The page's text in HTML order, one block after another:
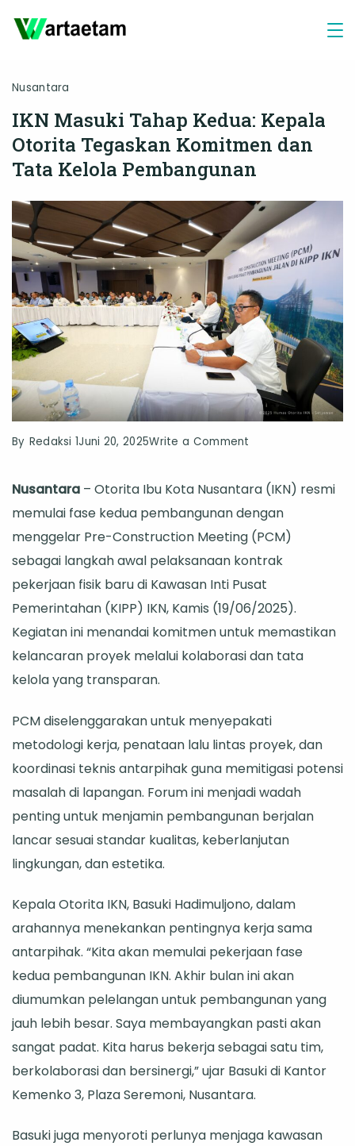
Nusantara
IKN Masuki Tahap Kedua: Kepala
Otorita Tegaskan Komitmen dan
Tata Kelola Pembangunan
By Redaksi 1Juni 20, 2025Write a Comment
Masuki
Tahap
Kedua:
Kepala
Otorita
Tegaskan
Komitmen
dan
Pembangunan
Nusantara – Otorita Ibu Kota Nusantara (IKN) resmi
memulai fase kedua pembangunan dengan
menggelar Pre-Construction Meeting (PCM)
sebagai langkah awal pelaksanaan kontrak
pekerjaan fisik baru di Kawasan Inti Pusat
Pemerintahan (KIPP) IKN, Kamis (19/06/2025).
Kegiatan ini menandai komitmen untuk memastikan
kelancaran proyek melalui kolaborasi dan tata
kelola yang transparan.
PCM diselenggarakan untuk menyepakati
metodologi kerja, penataan lalu lintas proyek, dan
koordinasi teknis antarpihak guna memitigasi potensi
masalah di lapangan. Forum ini menjadi wadah
penting untuk menjamin pembangunan berjalan
lancar sesuai standar kualitas, keberlanjutan
lingkungan, dan estetika.
Kepala Otorita IKN, Basuki Hadimuljono, dalam
arahannya menekankan pentingnya kerja sama
antarpihak. “Kita akan memulai pekerjaan fase
kedua pembangunan IKN. Akhir bulan ini akan
diumumkan pelelangan untuk pembangunan yang
jauh lebih besar. Saya membayangkan pasti akan
sangat padat. Kita harus bekerja sebagai satu tim,
berkolaborasi dan bersinergi,” ujar Basuki di Kantor
Kemenko 3, Plaza Seremoni, Nusantara.
Basuki juga menyoroti perlunya menjaga kawasan